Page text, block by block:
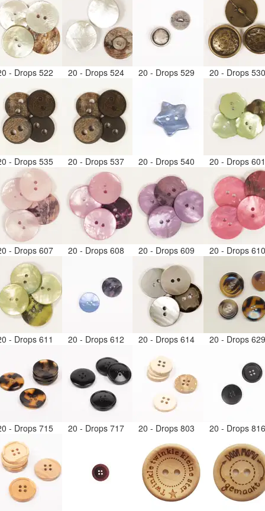
- Drops 522 20 - Drops 524 20 - Drops 529 20 - Drops
- Drops 535 20 - Drops 537 20 - Drops 540 20 - Drops
- Drops 607 20 - Drops 608 20 - Drops 609 20 - Drops
- Drops 611 20 - Drops 612 20 - Drops 614 20 - Drops
- Drops 715 20 - Drops 717 20 - Drops 803 20 - Drops